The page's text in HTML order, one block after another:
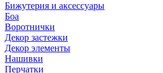
Бижутерия и аксессуары
Боа
Воротнички
Декор застежки
Декор элементы
Нашивки
Перчатки